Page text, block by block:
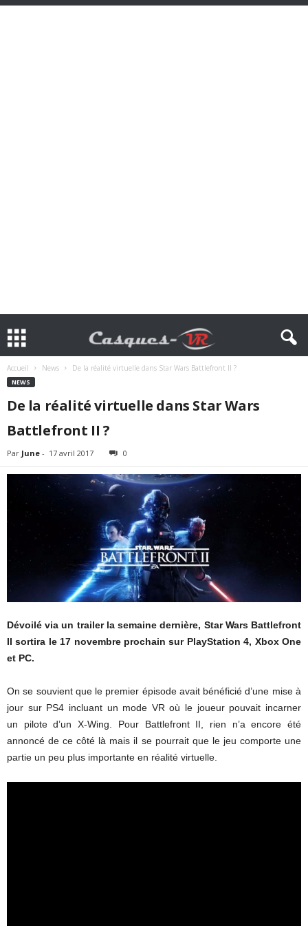
Accueil News De la réalité virtuelle dans Star Wars Battlefront II ?
NEWS
De la réalité virtuelle dans Star Wars
Battlefront II ?
Par June - 17 avril 2017 0
Dévoilé via un trailer la semaine dernière, Star Wars Battlefront
II sortira le 17 novembre prochain sur PlayStation 4, Xbox One
et PC.
On se souvient que le premier épisode avait bénéficié d’une mise à
jour sur PS4 incluant un mode VR où le joueur pouvait incarner
un pilote d’un X-Wing. Pour Battlefront II, rien n’a encore été
annoncé de ce côté là mais il se pourrait que le jeu comporte une
partie un peu plus importante en réalité virtuelle.